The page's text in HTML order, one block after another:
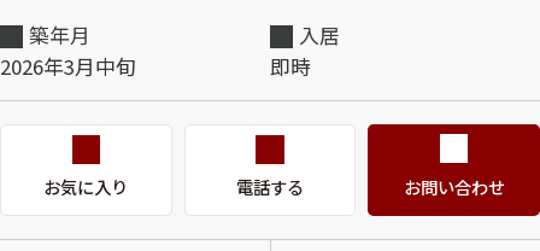
築年月
2026年3月中旬
入居
即時
お気に入り 電話する お問い合わせ